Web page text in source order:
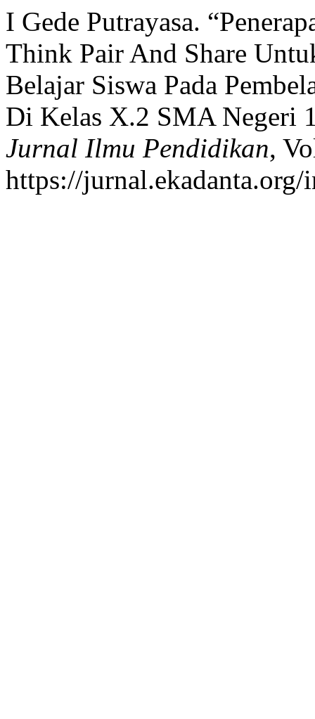
I Gede Putrayasa.
Think Pair And Share
Belajar Siswa Pada
Di Kelas X.2 SMA Negeri
Jurnal Ilmu Pendidikan,
https://